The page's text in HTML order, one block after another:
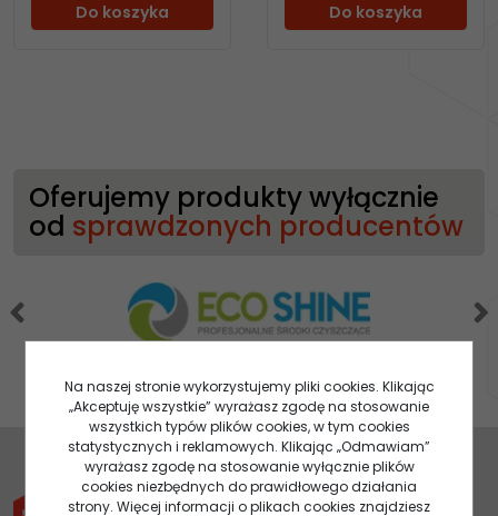
Do koszyka
Do koszyka
Oferujemy produkty wyłącznie
od sprawdzonych producentów
Na naszej stronie wykorzystujemy pliki cookies. Klikając
„Akceptuję wszystkie” wyrażasz zgodę na stosowanie
wszystkich typów plików cookies, w tym cookies
statystycznych i reklamowych. Klikając „Odmawiam”
wyrażasz zgodę na stosowanie wyłącznie plików
cookies niezbędnych do prawidłowego działania
strony. Więcej informacji o plikach cookies znajdziesz